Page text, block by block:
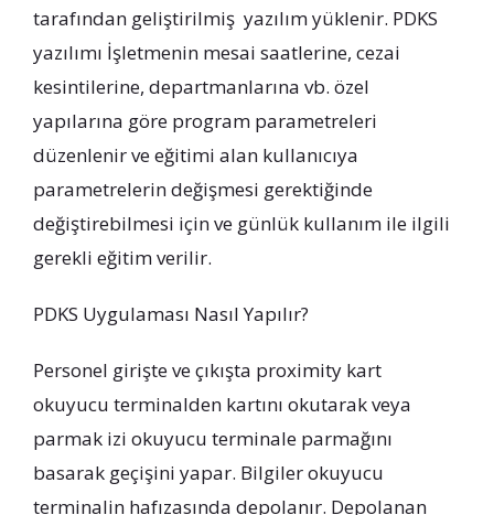
tarafından geliştirilmiş yazılım yüklenir. PDKS
yazılımı İşletmenin mesai saatlerine, cezai
kesintilerine, departmanlarına vb. özel
yapılarına göre program parametreleri
düzenlenir ve eğitimi alan kullanıcıya
parametrelerin değişmesi gerektiğinde
değiştirebilmesi için ve günlük kullanım ile ilgili
gerekli eğitim verilir.
PDKS Uygulaması Nasıl Yapılır?
Personel girişte ve çıkışta proximity kart
okuyucu terminalden kartını okutarak veya
parmak izi okuyucu terminale parmağını
basarak geçişini yapar. Bilgiler okuyucu
terminalin hafızasında depolanır. Depolanan